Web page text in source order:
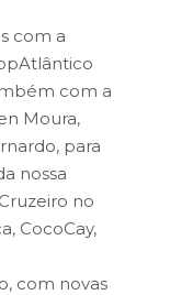
com a
com a
Moura,
para
nossa
no
CocoCay,
com novas